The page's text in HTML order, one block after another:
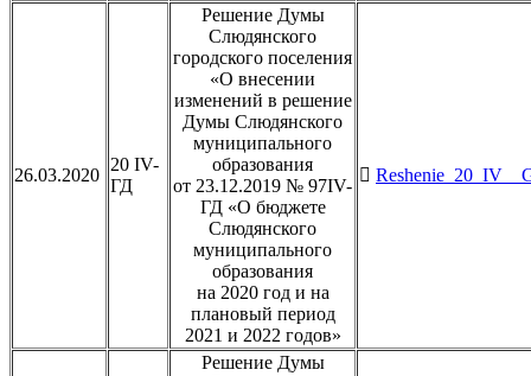
26.03.2020
20 IV-
ГД
Решение Думы
Слюдянского
городского поселения
«О внесении
изменений в решение
Думы Слюдянского
муниципального
образования
от 23.12.2019 № 97IV-
ГД «О бюджете
Слюдянского
муниципального
образования
на 2020 год и на
плановый период
2021 и 2022 годов»
Решение Думы